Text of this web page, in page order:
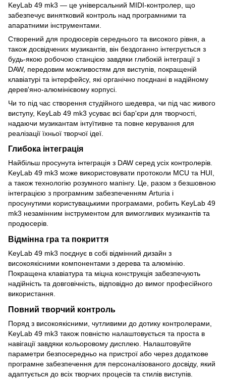
KeyLab 49 mk3 — це універсальний MIDI-контролер, що
забезпечує винятковий контроль над програмними та
апаратними інструментами.
Створений для продюсерів середнього та високого рівня, а
також досвідчених музикантів, він бездоганно інтегрується з
будь-якою робочою станцією завдяки глибокій інтеграції з
DAW, передовим можливостям для виступів, покращеній
клавіатурі та інтерфейсу, які органічно поєднані в надійному
дерев'яно-алюмінієвому корпусі.
Чи то під час створення студійного шедевра, чи під час живого
виступу, KeyLab 49 mk3 усуває всі бар'єри для творчості,
надаючи музикантам інтуїтивне та повне керування для
реалізації їхньої творчої ідеї.
Глибока інтеграція
Найбільш просунута інтеграція з DAW серед усіх контролерів.
KeyLab 49 mk3 може використовувати протоколи MCU та HUI,
а також технологію розумного мапінгу. Це, разом з безшовною
інтеграцією з програмним забезпеченням Arturia і
просунутими користувацькими програмами, робить KeyLab 49
mk3 незамінним інструментом для вимогливих музикантів та
продюсерів.
Відмінна гра та покриття
KeyLab 49 mk3 поєднує в собі відмінний дизайн з
високоякісними компонентами з дерева та алюмінію.
Покращена клавіатура та міцна конструкція забезпечують
надійність та довговічність, відповідно до вимог професійного
використання.
Повний творчий контроль
Поряд з високоякісними, чутливими до дотику контролерами,
KeyLab 49 mk3 також повністю налаштовується та проста в
навігації завдяки кольоровому дисплею. Налаштовуйте
параметри безпосередньо на пристрої або через додаткове
програмне забезпечення для персоналізованого досвіду, який
адаптується до всіх творчих процесів та стилів виступів.